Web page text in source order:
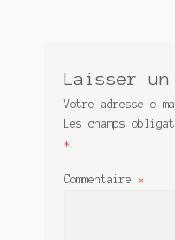
Laisser un
Votre adresse e-
Les champs
*
Commentaire *